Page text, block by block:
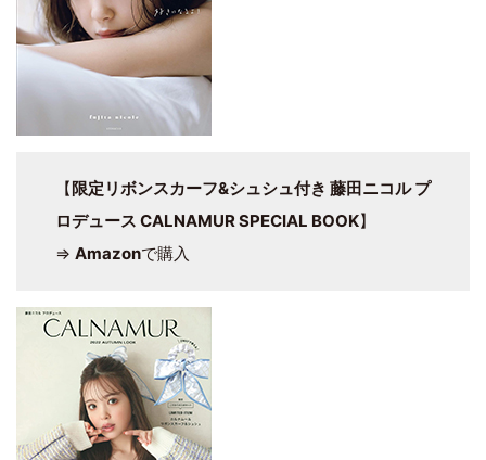
【限定リボンスカーフ&シュシュ付き 藤田ニコル プ
ロデュース CALNAMUR SPECIAL BOOK】
⇒ Amazonで購入